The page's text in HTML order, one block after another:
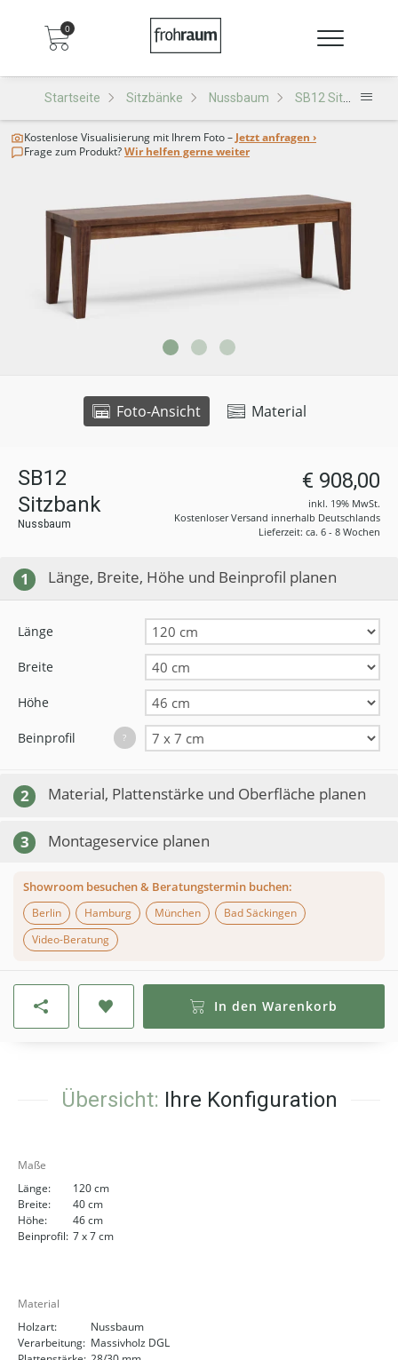
0
Startseite Sitzbänke Nussbaum SB12 Sitzbank
Foto-Ansicht Material
Kostenlose Visualisierung mit Ihrem Foto – Jetzt anfragen ›
Frage zum Produkt?Wir helfen gerne weiter
SB12
Sitzbank
Nussbaum
€ 908,00
inkl. 19% MwSt.
Kostenloser Versand innerhalb Deutschlands
Lieferzeit: ca. 6 - 8 Wochen
1 Länge, Breite, Höhe und Beinprofil planen
Länge
Breite
Höhe
Beinprofil ?
2 Material, Plattenstärke und Oberfläche planen
3 Montageservice planen
Showroom besuchen & Beratungstermin buchen:
Berlin
Hamburg München
Bad Säckingen
Video-Beratung
In den Warenkorb
Übersicht: Ihre Konfiguration
Maße
Länge:
120 cm
Breite:
40 cm
Höhe:
46 cm
Beinprofil: 7 x 7 cm
Material
Holzart:
Nussbaum
Verarbeitung: Massivholz DGL